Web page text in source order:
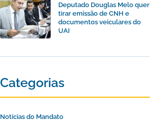
Deputado Douglas Melo quer
tirar emissão de CNH e
documentos veiculares do
UAI
Categorias
Notícias do Mandato